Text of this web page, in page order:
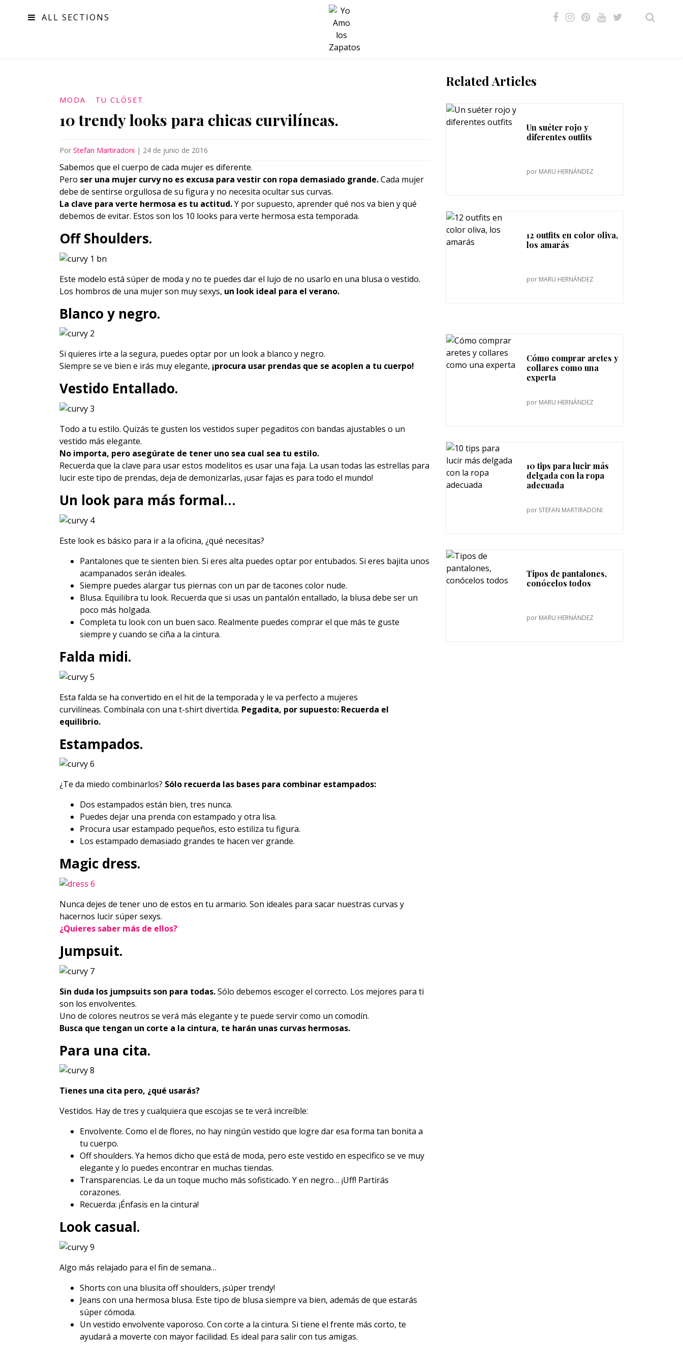
ALL SECTIONS
SALUD
MODA TU CLÓSET
10 trendy looks para chicas curvilíneas.
Por Stefan Martiradoni | 24 de junio de 2016
Sabemos que el cuerpo de cada mujer es diferente.
Pero ser una mujer curvy no es excusa para vestir con ropa demasiado grande.Cada mujer
debe de sentirse orgullosa de su figura y no necesita ocultar sus curvas.
La clave para verte hermosa es tu actitud.Y por supuesto, aprender qué nos va bien y qué
debemos de evitar. Estos son los 10 looks para verte hermosa esta temporada.
Off Shoulders.
Este modelo está súper de moda y no te puedes dar el lujo de no usarlo en una blusa o vestido.
Los hombros de una mujer son muy sexys, un look ideal para el verano.
Blanco y negro.
Si quieres irte a la segura, puedes optar por un look a blanco y negro.
Siempre se ve bien e irás muy elegante, ¡procura usar prendas que se acoplen a tu cuerpo!
Vestido Entallado.
Todo a tu estilo. Quizás te gusten los vestidos super pegaditos con bandas ajustables o un
vestido más elegante.
No importa, pero asegúrate de tener uno sea cual sea tu estilo.
Recuerda que la clave para usar estos modelitos es usar una faja. La usan todas las estrellas para
lucir este tipo de prendas, deja de demonizarlas, ¡usar fajas es para todo el mundo!
Un look para más formal…
Este look es básico para ir a la oficina, ¿qué necesitas?
Pantalones que te sienten bien. Si eres alta puedes optar por entubados. Si eres bajita unos
acampanados serán ideales.
Siempre puedes alargar tus piernas con un par de tacones color nude.
Blusa. Equilibra tu look. Recuerda que si usas un pantalón entallado, la blusa debe ser un
poco más holgada.
Completa tu look con un buen saco. Realmente puedes comprar el que más te guste
siempre y cuando se ciña a la cintura.
Falda midi.
Esta falda se ha convertido en el hit de la temporada y le va perfecto a mujeres
curvilíneas. Combínala con una t-shirt divertida. Pegadita, por supuesto: Recuerda el
equilibrio.
Estampados.
¿Te da miedo combinarlos? Sólo recuerda las bases para combinar estampados:
Dos estampados están bien, tres nunca.
Puedes dejar una prenda con estampado y otra lisa.
Procura usar estampado pequeños, esto estiliza tu figura.
Los estampado demasiado grandes te hacen ver grande.
Magic dress.
Nunca dejes de tener uno de estos en tu armario. Son ideales para sacar nuestras curvas y
hacernos lucir súper sexys.
¿Quieres saber más de ellos?
Jumpsuit.
Sin duda los jumpsuits son para todas.Sólo debemos escoger el correcto. Los mejores para ti
son los envolventes.
Uno de colores neutros se verá más elegante y te puede servir como un comodín.
Busca que tengan un corte a la cintura, te harán unas curvas hermosas.
Para una cita.
Tienes una cita pero, ¿qué usarás?
Vestidos. Hay de tres y cualquiera que escojas se te verá increíble:
Envolvente. Como el de flores, no hay ningún vestido que logre dar esa forma tan bonita a
tu cuerpo.
Off shoulders. Ya hemos dicho que está de moda, pero este vestido en especifico se ve muy
elegante y lo puedes encontrar en muchas tiendas.
Transparencias. Le da un toque mucho más sofisticado. Y en negro… ¡Uff! Partirás
corazones.
Recuerda: ¡Énfasis en la cintura!
Look casual.
Algo más relajado para el fin de semana…
Shorts con una blusita off shoulders, ¡súper trendy!
Jeans con una hermosa blusa. Este tipo de blusa siempre va bien, además de que estarás
súper cómoda.
Un vestido envolvente vaporoso. Con corte a la cintura. Si tiene el frente más corto, te
ayudará a moverte con mayor facilidad. Es ideal para salir con tus amigas.
Related Articles
Un suéter rojo y
diferentes outfits
por MARU HERNÁNDEZ
12 outfits en color oliva,
los amarás
por MARU HERNÁNDEZ
Cómo comprar aretes y
collares como una
experta
por MARU HERNÁNDEZ
10 tips para lucir más
delgada con la ropa
adecuada
por STEFAN MARTIRADONI
Tipos de pantalones,
conócelos todos
por MARU HERNÁNDEZ